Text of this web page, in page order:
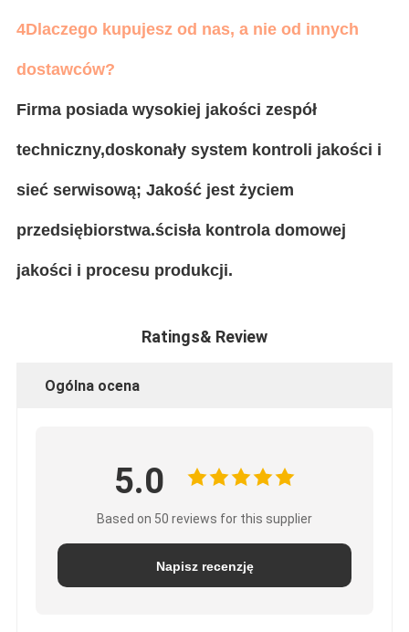
4Dlaczego kupujesz od nas, a nie od innych
dostawców?
Firma posiada wysokiej jakości zespół
techniczny,doskonały system kontroli jakości i
sieć serwisową; Jakość jest życiem
przedsiębiorstwa.ścisła kontrola domowej
jakości i procesu produkcji.
Ratings& Review
Ogólna ocena
5.0
Based on 50 reviews for this supplier
Napisz recenzję